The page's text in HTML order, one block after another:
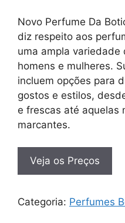
Novo Perfume Da
diz respeito aos
uma ampla variedade
homens e mulheres.
incluem opções para
gostos e estilos,
e frescas até aquelas
marcantes.
Veja os Preços
Categoria: Perfumes